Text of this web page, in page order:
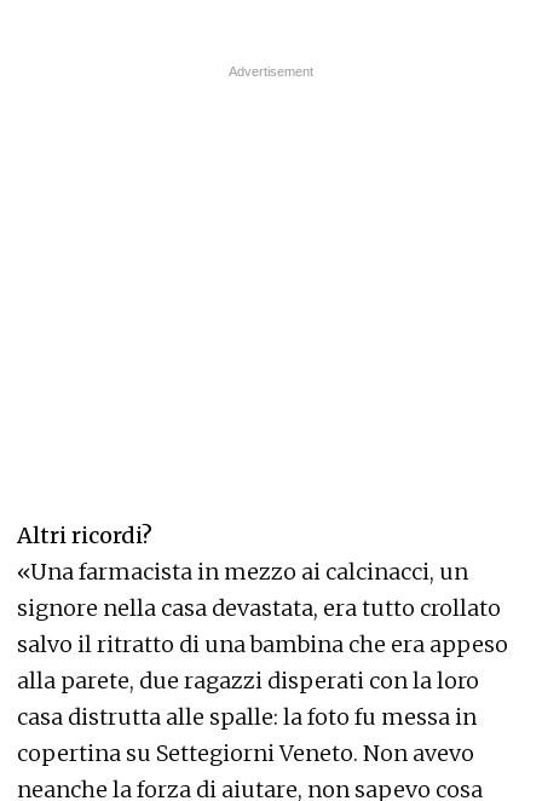
Altri ricordi?
«Una farmacista in mezzo ai calcinacci, un
signore nella casa devastata, era tutto crollato
salvo il ritratto di una bambina che era appeso
alla parete, due ragazzi disperati con la loro
casa distrutta alle spalle: la foto fu messa in
copertina su Settegiorni Veneto. Non avevo
neanche la forza di aiutare, non sapevo cosa